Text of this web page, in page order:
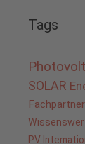
Tags
SOLAR
Fachpartner
PV